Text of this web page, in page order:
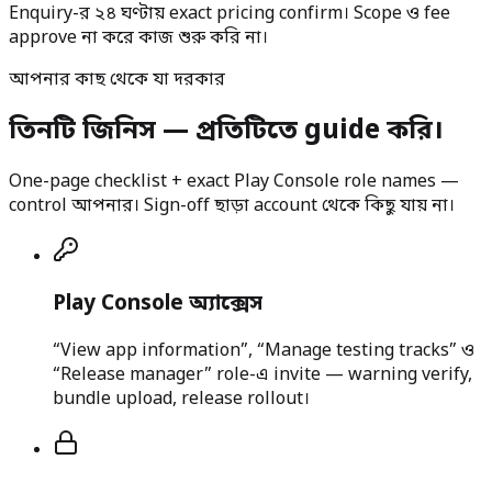
Enquiry-র ২৪ ঘণ্টায় exact pricing confirm। Scope ও fee
approve না করে কাজ শুরু করি না।
আপনার কাছ থেকে যা দরকার
তিনটি জিনিস — প্রতিটিতে guide করি।
One-page checklist + exact Play Console role names —
control আপনার। Sign-off ছাড়া account থেকে কিছু যায় না।
Play Console অ্যাক্সেস
“View app information”, “Manage testing tracks” ও
“Release manager” role-এ invite — warning verify,
bundle upload, release rollout।